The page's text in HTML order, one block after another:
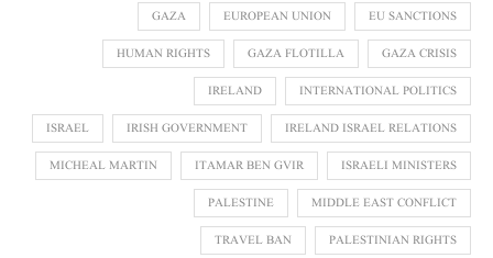
EU SANCTIONS
EUROPEAN UNION
GAZA
GAZA CRISIS
GAZA FLOTILLA
HUMAN RIGHTS
INTERNATIONAL POLITICS
IRELAND
IRELAND ISRAEL RELATIONS
IRISH GOVERNMENT
ISRAEL
ISRAELI MINISTERS
ITAMAR BEN GVIR
MICHEAL MARTIN
MIDDLE EAST CONFLICT
PALESTINE
PALESTINIAN RIGHTS
TRAVEL BAN